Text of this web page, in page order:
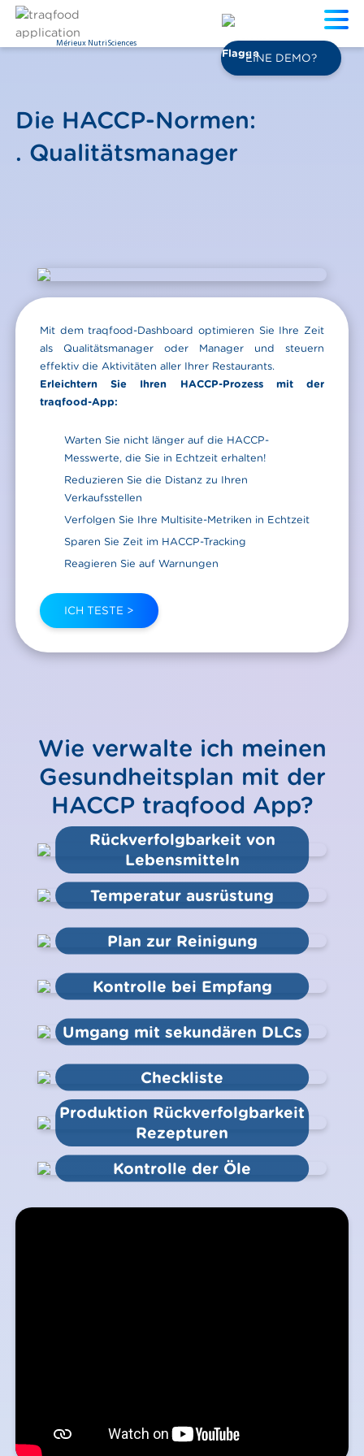
Mérieux NutriSciences
DE
EINE DEMO?
Die HACCP-Normen:
. Qualitätsmanager
Mit dem traqfood-Dashboard optimieren Sie Ihre Zeit
als Qualitätsmanager oder Manager und steuern
effektiv die Aktivitäten aller Ihrer Restaurants.
Erleichtern Sie Ihren HACCP-Prozess mit der
traqfood-App:
Warten Sie nicht länger auf die HACCP-
Messwerte, die Sie in Echtzeit erhalten!
Reduzieren Sie die Distanz zu Ihren
Verkaufsstellen
Verfolgen Sie Ihre Multisite-Metriken in Echtzeit
Sparen Sie Zeit im HACCP-Tracking
Reagieren Sie auf Warnungen
ICH TESTE >
Wie verwalte ich meinen
Gesundheitsplan mit der
HACCP traqfood App?
Rückverfolgbarkeit von
Lebensmitteln
Temperatur ausrüstung
Plan zur Reinigung
Kontrolle bei Empfang
Umgang mit sekundären DLCs
Checkliste
Produktion Rückverfolgbarkeit
Rezepturen
Kontrolle der Öle